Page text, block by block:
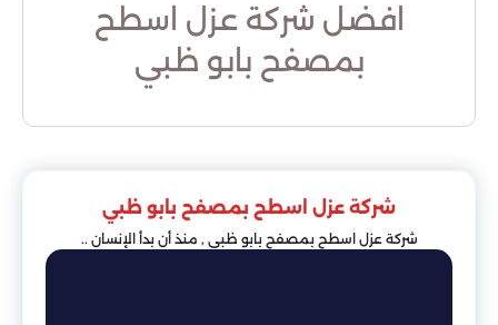
افضل شركة عزل اسطح
بمصفح بابو ظبي
شركة عزل اسطح بمصفح بابو ظبي
شركة عزل اسطح بمصفح بابو ظبي , منذ أن بدأ الإنسان ..